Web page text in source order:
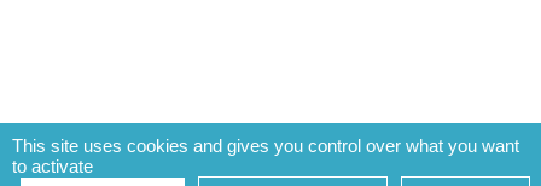
LE MAG by Office Immobilier.
This site uses cookies and gives you control over what you want
to activate